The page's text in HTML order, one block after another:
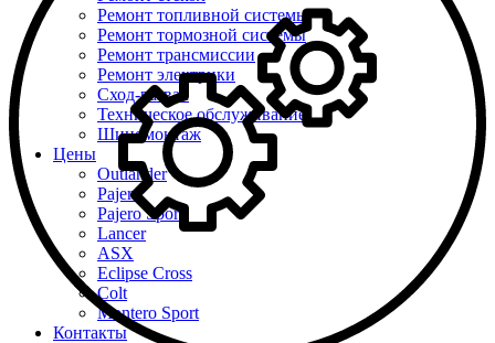
Ремонт топливной системы
Ремонт тормозной системы
Ремонт трансмиссии
Ремонт электрики
Сход-развал
Техническое обслуживание
Шиномонтаж
Цены
Outlander
Pajero
Pajero Sport
Lancer
ASX
Eclipse Cross
Colt
Montero Sport
Контакты